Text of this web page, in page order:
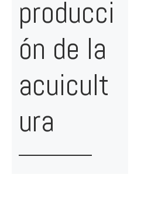
producci
ón de la
acuicult
ura